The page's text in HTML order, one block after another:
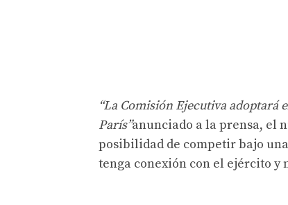
“La Comisión Ejecutiva adoptará
París”anunciado a la prensa, el
posibilidad de competir bajo
tenga conexión con el ejército y